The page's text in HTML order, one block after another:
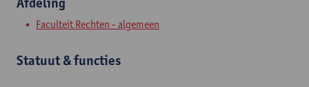
Faculteit Rechten - algemeen
Statuut & functies